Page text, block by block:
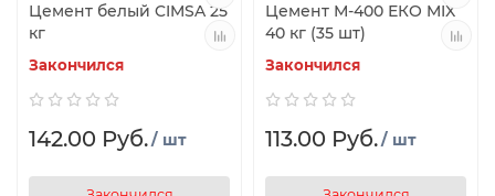
Цемент белый CIMSA 25
кг
Закончился
142.00 Руб./ шт
Цемент М-400 ЕКO MIX
40 кг (35 шт)
Закончился
113.00 Руб./ шт